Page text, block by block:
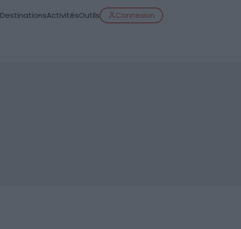
DestinationsActivitésOutils Connexion